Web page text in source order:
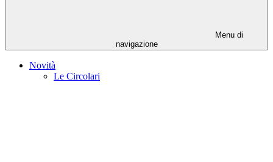
Menu di
navigazione
Novità
Le Circolari